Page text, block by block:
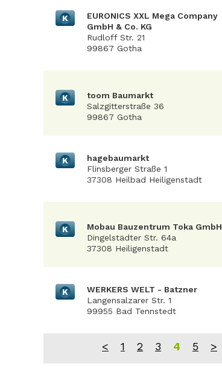
K
EURONICS XXL Mega Company
GmbH & Co. KG
Rudloff Str. 21
99867 Gotha
K
toom Baumarkt
Salzgitterstraße 36
99867 Gotha
K
hagebaumarkt
Flinsberger Straße 1
37308 Heilbad Heiligenstadt
K
Mobau Bauzentrum Toka GmbH
Dingelstädter Str. 64a
37308 Heiligenstadt
K
WERKERS WELT - Batzner
Langensalzarer Str. 1
99955 Bad Tennstedt
< 1 2 3 4 5 >